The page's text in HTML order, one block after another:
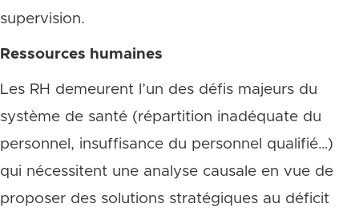
supervision.
Ressources humaines
Les RH demeurent l’un des défis majeurs du
système de santé (répartition inadéquate du
personnel, insuffisance du personnel qualifié…)
qui nécessitent une analyse causale en vue de
proposer des solutions stratégiques au déficit